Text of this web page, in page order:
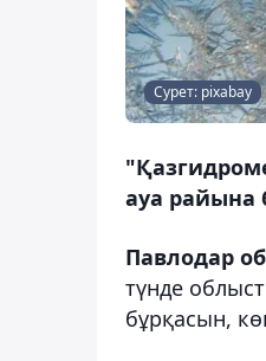
Сурет: pixabay
ауа райына
Павлодар
түнде
бұрқасын,